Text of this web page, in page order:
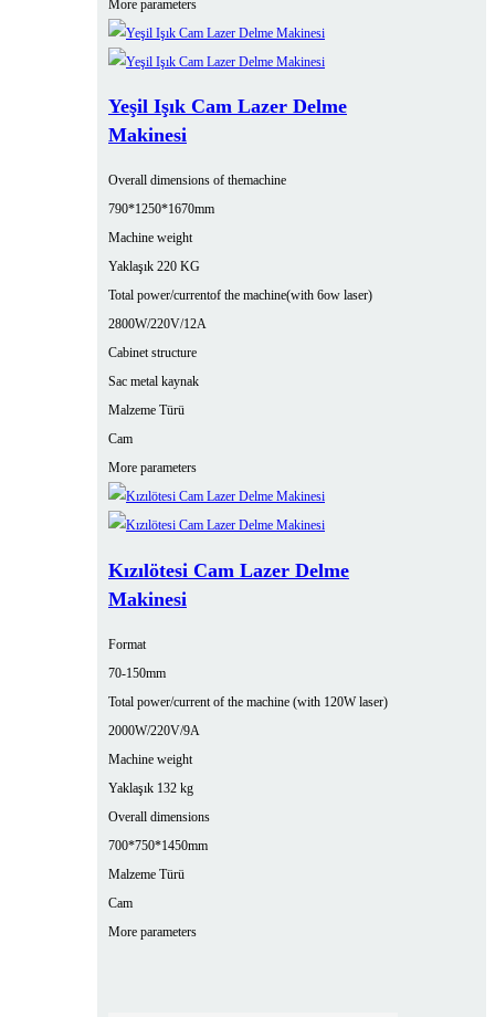
More parameters
Yeşil Işık Cam Lazer Delme
Makinesi
Overall dimensions of themachine
790*1250*1670mm
Machine weight
Yaklaşık 220 KG
Total power/currentof the machine(with 6ow laser)
2800W/220V/12A
Cabinet structure
Sac metal kaynak
Malzeme Türü
Cam
More parameters
Kızılötesi Cam Lazer Delme
Makinesi
Format
70-150mm
Total power/current of the machine (with 120W laser)
2000W/220V/9A
Machine weight
Yaklaşık 132 kg
Overall dimensions
700*750*1450mm
Malzeme Türü
Cam
More parameters